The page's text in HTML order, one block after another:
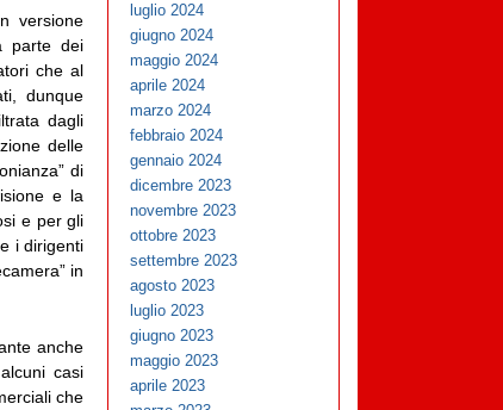
versione
parte dei
che al
dunque
dagli
delle
di
e la
e per gli
i dirigenti
in
anche
casi
che
luglio 2024
giugno 2024
maggio 2024
aprile 2024
marzo 2024
febbraio 2024
gennaio 2024
dicembre 2023
novembre 2023
ottobre 2023
settembre 2023
agosto 2023
luglio 2023
giugno 2023
maggio 2023
aprile 2023